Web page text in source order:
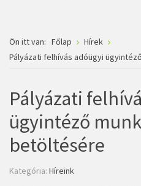
Ön itt van: Főlap
Hírek
Pályázati felhívás adóügyi
Pályázati
ügyintéző
betöltésére
Kategória: Híreink